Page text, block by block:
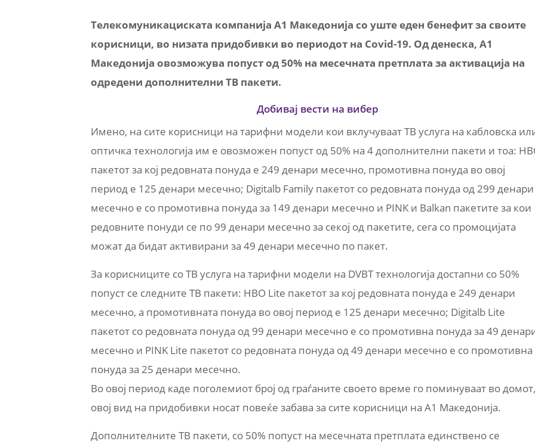
Телекомуникациската компанија А1 Македонија со уште еден бенефит за своите
корисници, во низата придобивки во периодот на Covid-19. Од денеска, А1
Македонија овозможува попуст од 50% на месечната претплата за активација на
одредени дополнителни ТВ пакети.
Добивај вести на вибер
Имено, на сите корисници на тарифни модели кои вклучуваат ТВ услуга на кабловска
оптичка технологија им е овозможен попуст од 50% на 4 дополнителни пакети и тоа:
пакетот за кој редовната понуда е 249 денари месечно, промотивна понуда во овој
период е 125 денари месечно; Digitalb Family пакетот со редовната понуда од 299 денари
месечно е со промотивна понуда за 149 денари месечно и PINK и Balkan пакетите за кои
редовните понуди се по 99 денари месечно за секој од пакетите, сега со промоцијата
можат да бидат активирани за 49 денари месечно по пакет.
За корисниците со ТВ услуга на тарифни модели на DVBT технологија достапни со 50%
попуст се следните ТВ пакети: HBO Lite пакетот за кој редовната понуда е 249 денари
месечно, а промотивната понуда во овој период е 125 денари месечно; Digitalb Lite
пакетот со редовната понуда од 99 денари месечно е со промотивна понуда за 49
месечно и PINK Lite пакетoт со редовната понуда од 49 денари месечно е со промотивна
понуда за 25 денари месечно.
Во овој период каде поголемиот број од граѓаните своето време го поминуваат во домот,
овој вид на придобивки носат повеќе забава за сите корисници на А1 Македонија.
Дополнителните ТВ пакети, со 50% попуст на месечната претплата единствено се